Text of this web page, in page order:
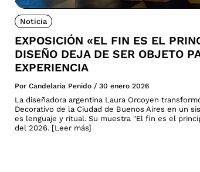
Noticia
EXPOSICIÓN «EL FIN ES EL
DISEÑO DEJA DE SER OBJETO
EXPERIENCIA
Por Candelaria Penido / 30 enero 2026
La diseñadora argentina Laura Orcoyen
Decorativo de la Ciudad de Buenos Aires en un
es lenguaje y ritual. Su muestra "El fin es el
del 2026. [Leer más]